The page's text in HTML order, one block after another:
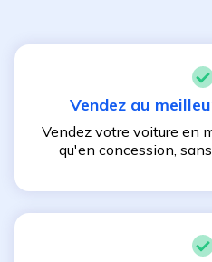
Vendez au
Vendez votre voiture en
qu'en concession,